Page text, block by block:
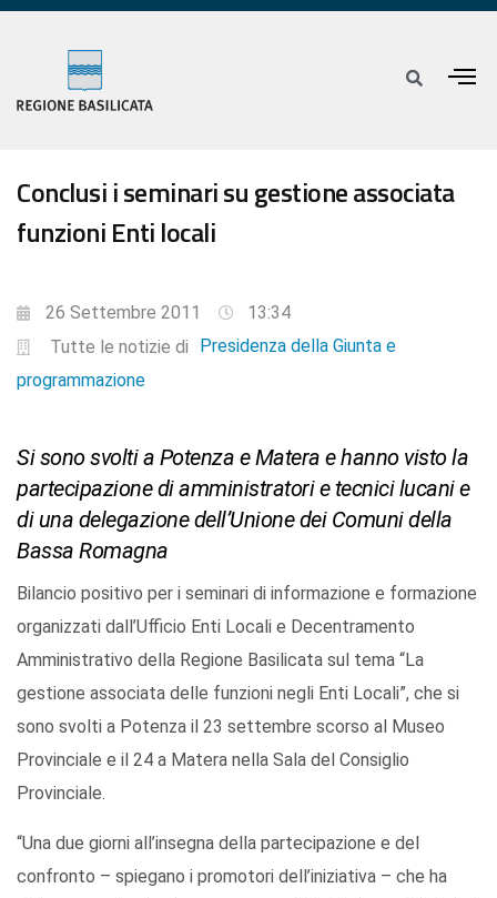
Conclusi i seminari su gestione associata
funzioni Enti locali
26 Settembre 2011
13:34
Tutte le notizie di
Presidenza della Giunta e
programmazione
Si sono svolti a Potenza e Matera e hanno visto la
partecipazione di amministratori e tecnici lucani e
di una delegazione dell’Unione dei Comuni della
Bassa Romagna
Bilancio positivo per i seminari di informazione e formazione
organizzati dall’Ufficio Enti Locali e Decentramento
Amministrativo della Regione Basilicata sul tema “La
gestione associata delle funzioni negli Enti Locali”, che si
sono svolti a Potenza il 23 settembre scorso al Museo
Provinciale e il 24 a Matera nella Sala del Consiglio
Provinciale.
“Una due giorni all’insegna della partecipazione e del
confronto – spiegano i promotori dell’iniziativa – che ha